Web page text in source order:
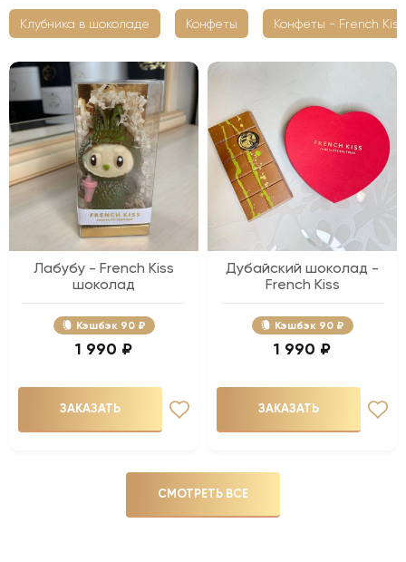
Клубника в шоколаде Конфеты Конфеты - French Kiss
Лабубу - French Kiss
шоколад
Кэшбэк 90 ₽
1 990 ₽
ЗАКАЗАТЬ
Дубайский шоколад -
French Kiss
Кэшбэк 90 ₽
1 990 ₽
ЗАКАЗАТЬ
СМОТРЕТЬ ВСЕ